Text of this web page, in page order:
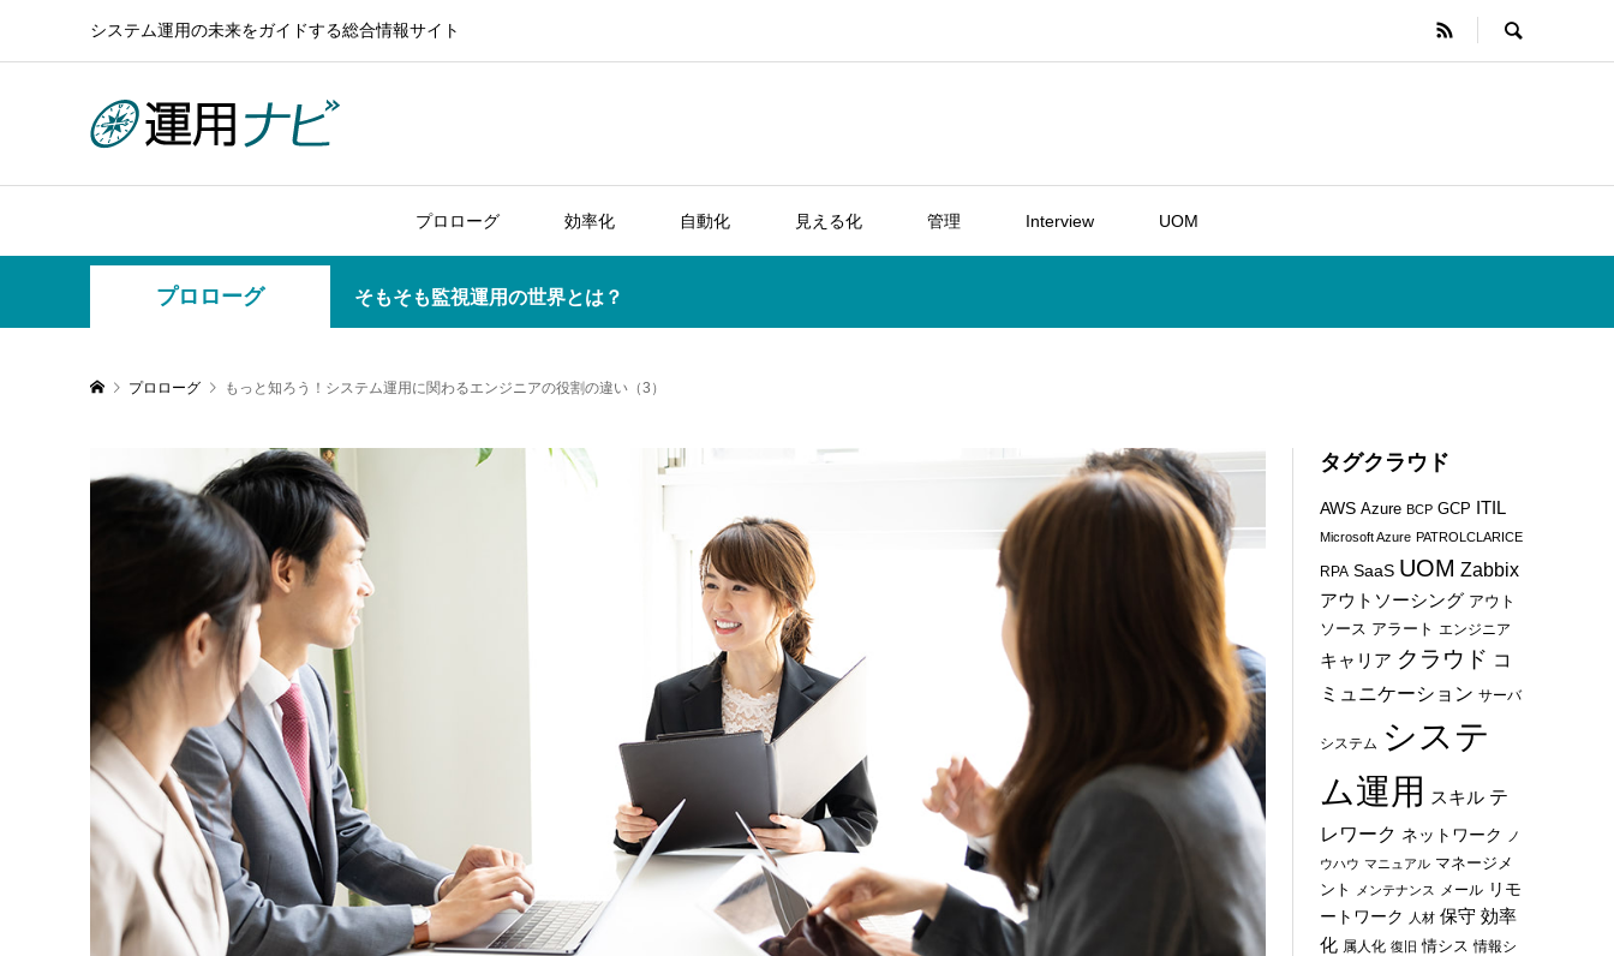
システム運用の未来をガイドする総合情報サイト
プロローグ 効率化 自動化 見える化 管理 Interview UOM
プロローグ そもそも監視運用の世界とは？
プロローグ もっと知ろう！システム運用に関わるエンジニアの役割の違い（3）
タグクラウド
AWS Azure BCP GCP ITIL
Microsoft Azure PATROLCLARICE
RPA SaaS UOM Zabbix
アウトソーシング アウト
ソース アラート エンジニア
キャリア クラウド コ
ミュニケーション サーバ
システム システ
ム運用 スキル テ
レワーク ネットワーク
ノ
ウハウ マニュアル マネージメ
ント
メンテナンス メール リモ
ートワーク
人材 保守 効率
化 属人化 復旧 情シス 情報シ